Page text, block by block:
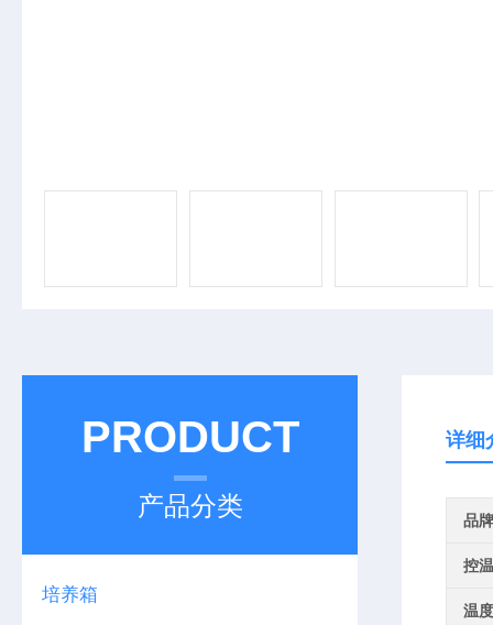
PRODUCT
产品分类
培养箱
详细
品牌
控
温